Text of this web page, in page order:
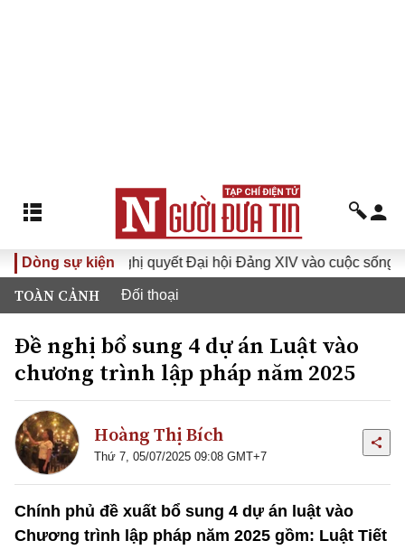
Dòng sự kiện
Đưa Nghị quyết Đại hội Đảng XIV vào cuộc sống
TOÀN CẢNH Đối thoại
Đề nghị bổ sung 4 dự án Luật vào
chương trình lập pháp năm 2025
Hoàng Thị Bích
Thứ 7, 05/07/2025 09:08 GMT+7
Chính phủ đề xuất bổ sung 4 dự án luật vào
Chương trình lập pháp năm 2025 gồm: Luật Tiết